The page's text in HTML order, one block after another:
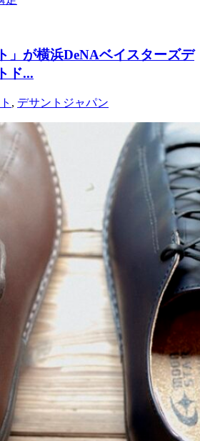
」が横浜DeNAベイスターズデ
ド...
, デサントジャパン